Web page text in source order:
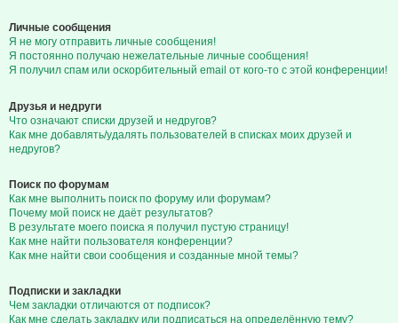
Личные сообщения
Я не могу отправить личные сообщения!
Я постоянно получаю нежелательные личные сообщения!
Я получил спам или оскорбительный email от кого-то с этой конференции!
Друзья и недруги
Что означают списки друзей и недругов?
Как мне добавлять/удалять пользователей в списках моих друзей и
недругов?
Поиск по форумам
Как мне выполнить поиск по форуму или форумам?
Почему мой поиск не даёт результатов?
В результате моего поиска я получил пустую страницу!
Как мне найти пользователя конференции?
Как мне найти свои сообщения и созданные мной темы?
Подписки и закладки
Чем закладки отличаются от подписок?
Как мне сделать закладку или подписаться на определённую тему?